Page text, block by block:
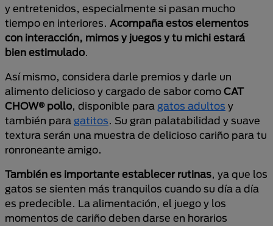
y entretenidos, especialmente si pasan mucho
tiempo en interiores. Acompaña estos elementos
con interacción, mimos y juegos y tu michi estará
bien estimulado
Así mismo, considera darle premios y darle un
alimento delicioso y cargado de sabor como CAT
CHOW® pollo , disponible para gatos adultos y
también para gatitos . Su gran palatabilidad y suave
textura serán una muestra de delicioso cariño para tu
ronroneante amigo.
También es importante establecer rutinas , ya que los
gatos se sienten más tranquilos cuando su día a día
es predecible. La alimentación, el juego y los
momentos de cariño deben darse en horarios